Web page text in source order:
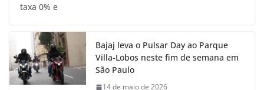
taxa 0% e
Bajaj leva o Pulsar Day ao Parque
Villa-Lobos neste fim de semana em
São Paulo
14 de maio de 2026